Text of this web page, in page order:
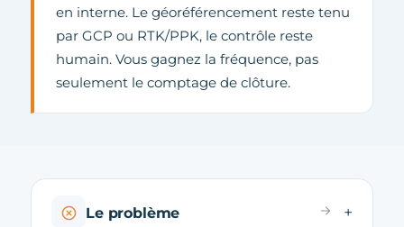
en interne. Le géoréférencement reste tenu
par GCP ou RTK/PPK, le contrôle reste
humain. Vous gagnez la fréquence, pas
seulement le comptage de clôture.
Le problème